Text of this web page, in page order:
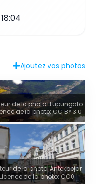
Ajoutez vos photos
de la photo: Tupungato
de la photo: CC BY 3.0
de la photo: Antekbojar
Licence de la photo: CC0